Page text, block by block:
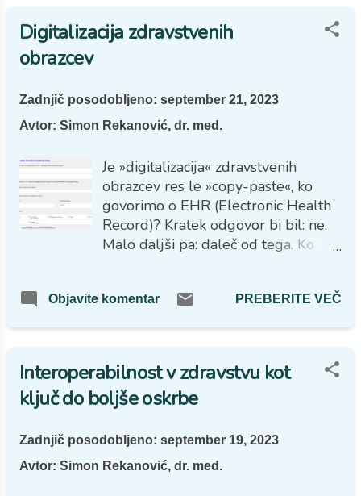
svojimi obveznostmi in svobodo
upravljanja svojega časa, kajne?
Digitalizacija zdravstvenih
obrazcev
Zadnjič posodobljeno: september 21, 2023
Avtor: Simon Rekanović, dr. med.
Je »digitalizacija« zdravstvenih
obrazcev res le »copy-paste«, ko
govorimo o EHR (Electronic Health
Record)? Kratek odgovor bi bil: ne.
Malo daljši pa: daleč od tega. Ko
sestavljajo odprte specifikacije,
standardov, grajenje informacij in
interoperabilnih rešitev za zdravstvo.
Že to nam da vedeti, da gre
modele znotraj katerih morajo biti
podatki shranjeni smiselno, v
določenem redu, ravno zato, da
Objavite komentar PREBERITE VEČ
Interoperabilnost v zdravstvu kot
ključ do boljše oskrbe
Zadnjič posodobljeno: september 19, 2023
Avtor: Simon Rekanović, dr. med.